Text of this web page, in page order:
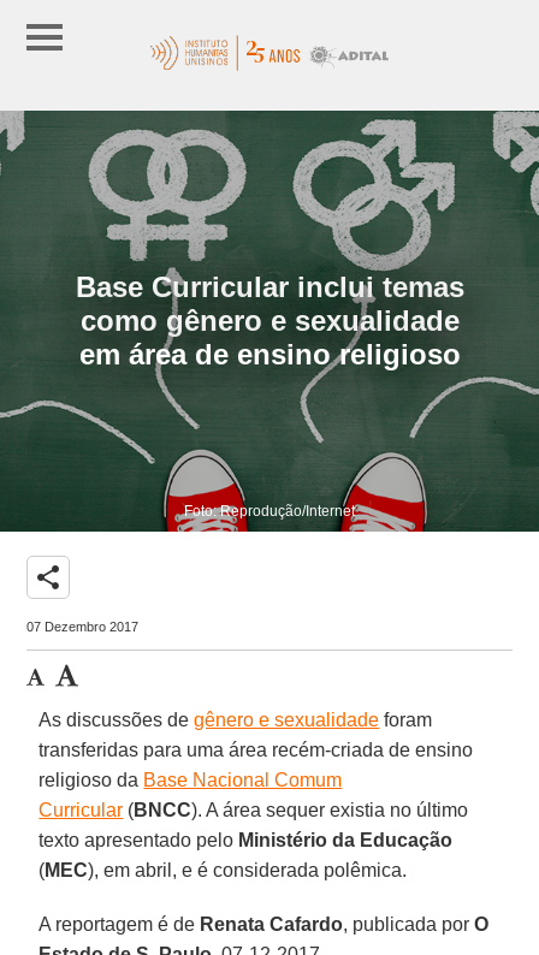
Base Curricular inclui temas
como gênero e sexualidade
em área de ensino religioso
Foto: Reprodução/Internet
share
07 Dezembro 2017
As discussões degênero e sexualidade foram
transferidas para uma área recém-criada de ensino
religioso da Base Nacional Comum
Curricular (BNCC). A área sequer existia no último
texto apresentado pelo Ministério da Educação
(MEC), em abril, e é considerada polêmica.
A reportagem é de Renata Cafardo, publicada porO